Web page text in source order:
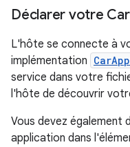
Déclarer votre Car
L'hôte se connecte à
implémentation
service dans votre
l'hôte de découvrir
Vous devez
application dans